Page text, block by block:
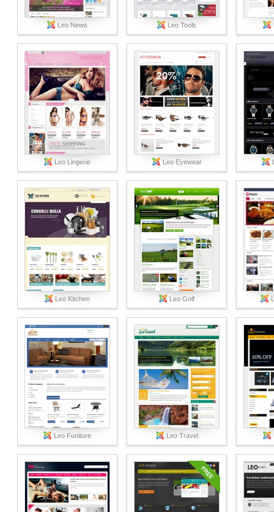
Leo News Leo Tools
Leo Lingerie Leo Eyewear
Leo Kitchen Leo Golf
Leo Funiture Leo Travel